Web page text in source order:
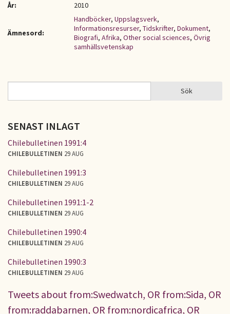
År:
2010
Ämnesord:
Handböcker, Uppslagsverk,
Informationsresurser, Tidskrifter, Dokument,
Biografi, Afrika, Other social sciences, Övrig
samhällsvetenskap
SÖKFORMULÄR Sök
SENAST INLAGT
Chilebulletinen 1991:4
CHILEBULLETINEN 29 AUG
Chilebulletinen 1991:3
CHILEBULLETINEN 29 AUG
Chilebulletinen 1991:1-2
CHILEBULLETINEN 29 AUG
Chilebulletinen 1990:4
CHILEBULLETINEN 29 AUG
Chilebulletinen 1990:3
CHILEBULLETINEN 29 AUG
Tweets about from:Swedwatch, OR from:Sida, OR
from:raddabarnen, OR from:nordicafrica, OR